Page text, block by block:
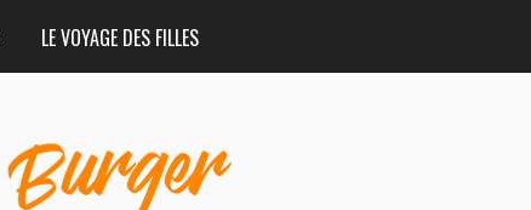
LE VOYAGE DES FILLES